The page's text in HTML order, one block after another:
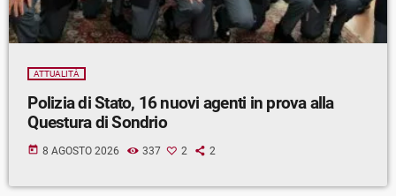
ATTUALITÀ
Polizia di Stato, 16 nuovi agenti in prova alla
Questura di Sondrio
today 8 AGOSTO 2026 337 2 2